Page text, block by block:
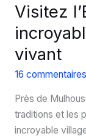
Visitez
vivant
16 commentaires
Près de
traditions et les
incroyable